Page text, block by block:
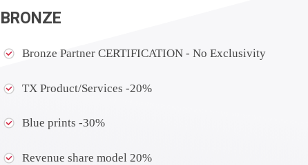
BRONZE
Bronze Partner CERTIFICATION - No Exclusivity
TX Product/Services -20%
Blue prints -30%
Revenue share model 20%